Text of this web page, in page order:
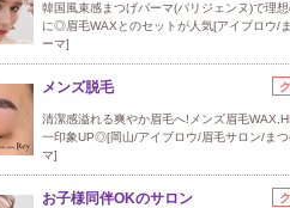
韓国風束感まつげパーマ(パリジェンヌ)で理
に◎眉毛WAXとのセットが人気[アイブロウ/
ーマ]
メンズ脱毛
清潔感溢れる爽やか眉毛へ!メンズ眉毛
一印象UP◎[岡山/アイブロウ/眉毛サロン/ま
マ]
お子様同伴OKのサロン